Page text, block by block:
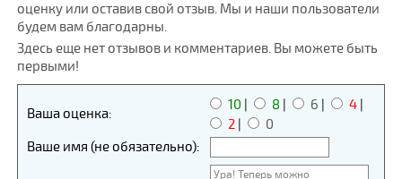
оценку или оставив свой отзыв. Мы и наши пользователи
будем вам благодарны.
Здесь еще нет отзывов и комментариев. Вы можете быть
первыми!
Ваша оценка:
10 | 8 | 6 | 4|
2|
0
Ваше имя (не обязательно):